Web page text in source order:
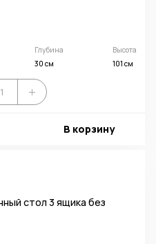
Глубина
30 см
Высота
101 см
В корзину
стол 3 ящика без